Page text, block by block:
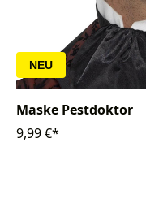
NEU
Maske Pestdoktor
9,99 €*